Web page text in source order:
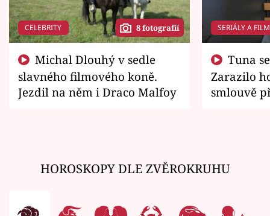
CELEBRITY 8 fotografií
slavného filmového koně.
Jezdil na něm i Draco Malfoy
SERIÁLY A
Zarazilo
smlouvě
HOROSKOPY DLE ZVĚROKRUHU